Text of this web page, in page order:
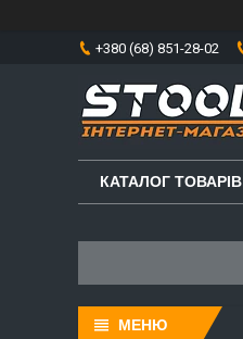
+380 (68) 851-28-02
КАТАЛОГ ТОВАРІВ